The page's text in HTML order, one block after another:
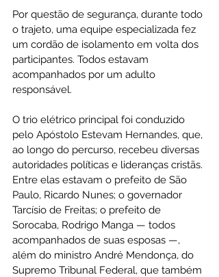
Por questão de segurança, durante todo
o trajeto, uma equipe especializada fez
um cordão de isolamento em volta dos
participantes. Todos estavam
acompanhados por um adulto
responsável.
O trio elétrico principal foi conduzido
pelo Apóstolo Estevam Hernandes, que,
ao longo do percurso, recebeu diversas
autoridades políticas e lideranças cristãs.
Entre elas estavam o prefeito de São
Paulo, Ricardo Nunes; o governador
Tarcísio de Freitas; o prefeito de
Sorocaba, Rodrigo Manga — todos
acompanhados de suas esposas —,
além do ministro André Mendonça, do
Supremo Tribunal Federal, que também